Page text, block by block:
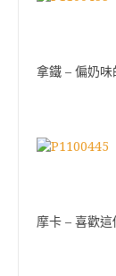
拿鐵 – 偏奶
摩卡 – 喜歡